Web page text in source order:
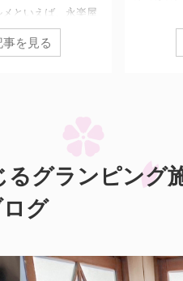
先導する形でいろ
織が参列していま
弓矢組、豊園泉正寺
本組、綾戸國中神社
有志らによって結成
、神幸祭・還幸祭に
が通る前に巨大な榊
を清める役割があり
は中御座、東御座、
れ1基ずつ榊があり
の2基 ...
事を見る
大人気グ
「しみだ
に大行列
流れに変
2026年は
の ...
るグランピング
ログ